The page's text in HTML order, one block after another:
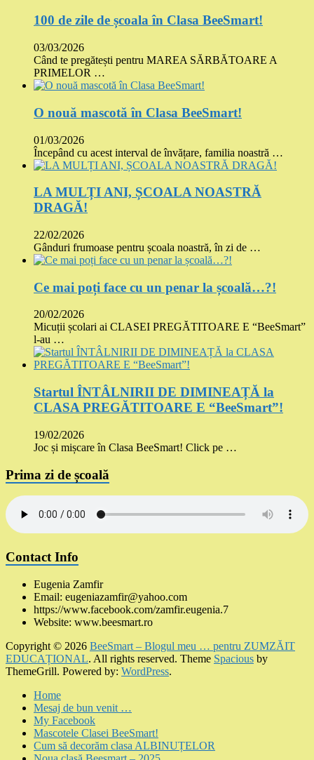
100 de zile de școala în Clasa BeeSmart!
03/03/2026
Când te pregătești pentru MAREA SĂRBĂTOARE A
PRIMELOR …
O nouă mascotă în Clasa BeeSmart!
01/03/2026
Începând cu acest interval de învățare, familia noastră …
LA MULȚI ANI, ȘCOALA NOASTRĂ
DRAGĂ!
22/02/2026
Gânduri frumoase pentru școala noastră, în zi de …
Ce mai poți face cu un penar la școală…?!
20/02/2026
Micuții școlari ai CLASEI PREGĂTITOARE E “BeeSmart”
l-au …
Startul ÎNTÂLNIRII DE DIMINEAȚĂ la
CLASA PREGĂTITOARE E “BeeSmart”!
19/02/2026
Joc și mișcare în Clasa BeeSmart! Click pe …
Prima zi de școală
Contact Info
Eugenia Zamfir
Email: eugeniazamfir@yahoo.com
https://www.facebook.com/zamfir.eugenia.7
Website: www.beesmart.ro
Copyright © 2026 BeeSmart – Blogul meu … pentru ZUMZĂIT
EDUCAȚIONAL. All rights reserved. Theme Spacious by
ThemeGrill. Powered by: WordPress.
Home
Mesaj de bun venit …
My Facebook
Mascotele Clasei BeeSmart!
Cum să decorăm clasa ALBINUȚELOR